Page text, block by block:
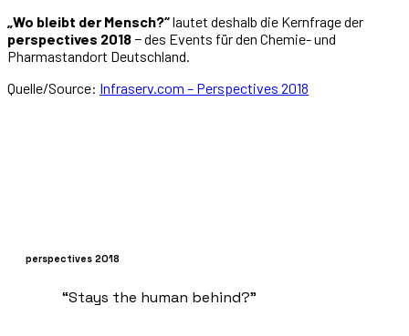
„Wo bleibt der Mensch?“lautet deshalb die Kernfrage der
perspectives 2018 − des Events für den Chemie- und
Pharmastandort Deutschland.
Quelle/Source: Infraserv.com – Perspectives 2018
perspectives 2018
“Stays the human behind?”